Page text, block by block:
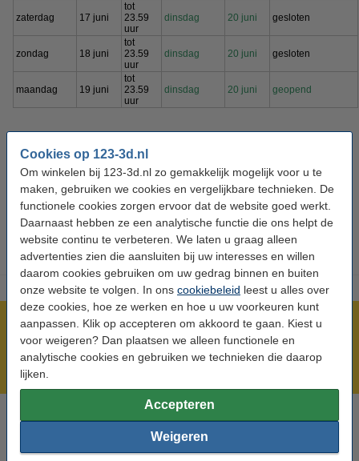
Cookies op 123-3d.nl
Om winkelen bij 123-3d.nl zo gemakkelijk mogelijk voor u te
maken, gebruiken we cookies en vergelijkbare technieken. De
functionele cookies zorgen ervoor dat de website goed werkt.
Daarnaast hebben ze een analytische functie die ons helpt de
website continu te verbeteren. We laten u graag alleen
advertenties zien die aansluiten bij uw interesses en willen
daarom cookies gebruiken om uw gedrag binnen en buiten
onze website te volgen. In ons cookiebeleid leest u alles over
deze cookies, hoe ze werken en hoe u uw voorkeuren kunt
aanpassen. Klik op accepteren om akkoord te gaan. Kiest u
voor weigeren? Dan plaatsen we alleen functionele en
analytische cookies en gebruiken we technieken die daarop
lijken.
Accepteren
Weigeren
zaterdag 17 juni
tot
23.59
uur
dinsdag 20 juni gesloten
zondag 18 juni
tot
23.59
uur
dinsdag 20 juni gesloten
maandag 19 juni
tot
23.59
uur
dinsdag 20 juni geopend
* Tot 23.59 uur verwerken wij bestellingen met als betaalmethode
iDEAL en Bancontact.
* Tot 22.00 uur verwerken wij bestellingen met een van onze
andere betaalmethoden.
* Onze klantenservice is op 15 en 16 juni alleen per e-mail
bereikbaar.
Meer dan 5 miljoen klanten!
Voor 23.59 uur besteld, morgen in huis!
Laagste prijs garantie!
Hulp nodig? Bel ons op 0294-787127
Op werkdagen van 9.00 tot 22.00 uur